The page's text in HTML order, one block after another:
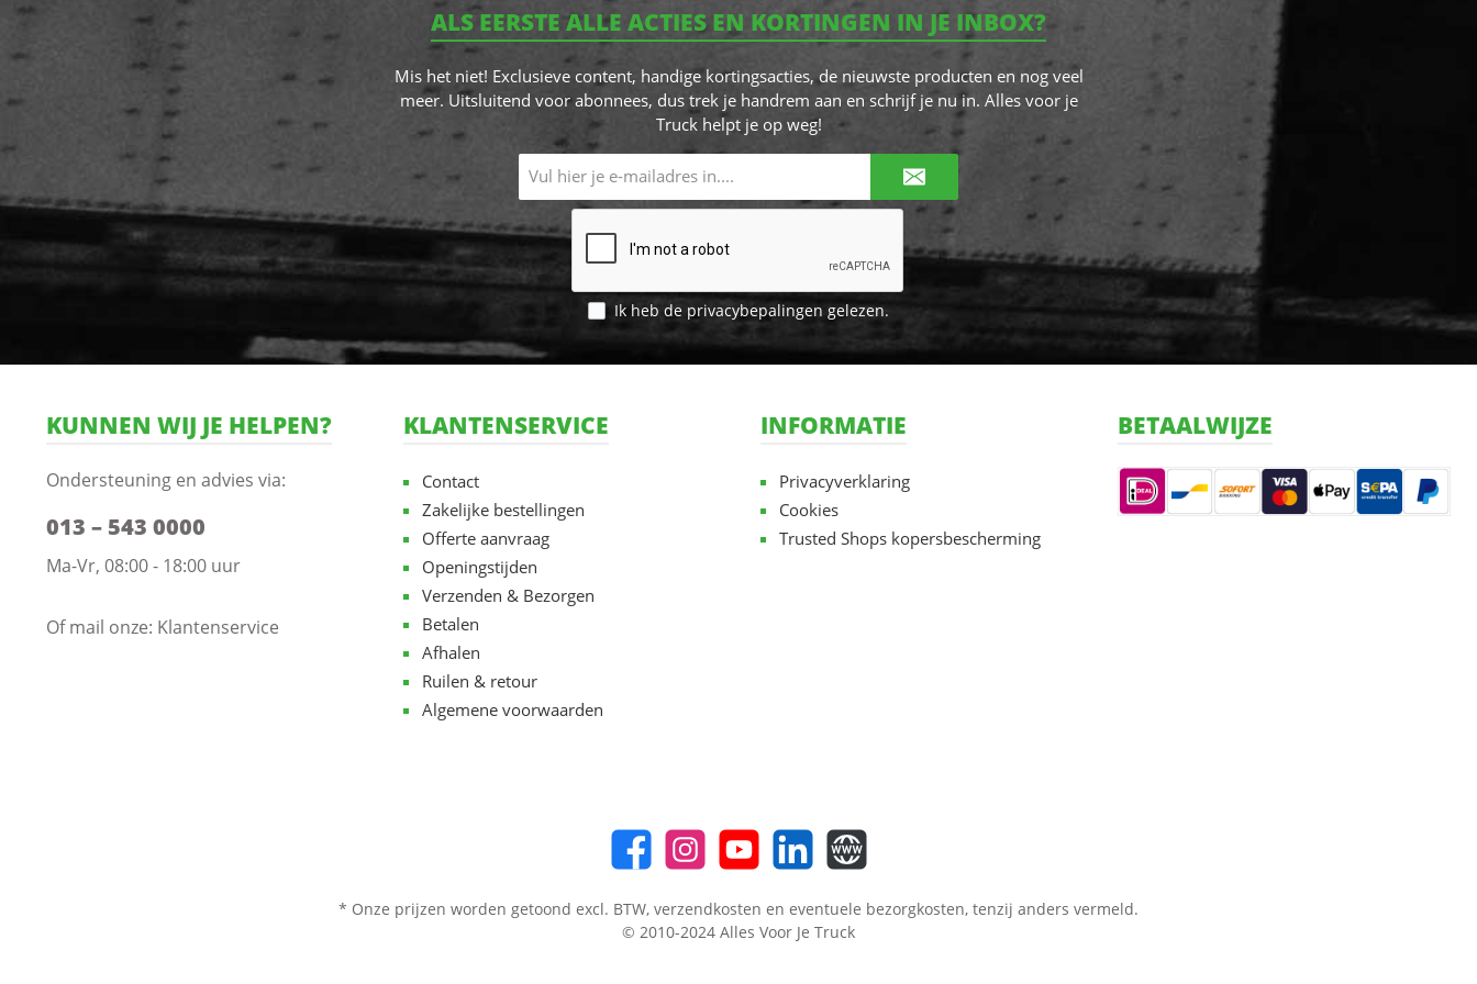
ALS EERSTE ALLE ACTIES EN KORTINGEN IN JE INBOX?
Mis het niet! Exclusieve content, handige kortingsacties, de nieuwste producten en nog veel
meer. Uitsluitend voor abonnees, dus trek je handrem aan en schrijf je nu in. Alles voor je
Truck helpt je op weg!
mailadres*
Ik heb de privacybepalingen gelezen.
KUNNEN WIJ JE HELPEN?
Ondersteuning en advies via:
013 – 543 0000
Ma-Vr, 08:00 - 18:00 uur
Of mail onze: Klantenservice
KLANTENSERVICE
Contact
Zakelijke bestellingen
Offerte aanvraag
Openingstijden
Verzenden & Bezorgen
Betalen
Afhalen
Ruilen & retour
Algemene voorwaarden
INFORMATIE
Privacyverklaring
Cookies
Trusted Shops kopersbescherming
BETAALWIJZE
* Onze prijzen worden getoond excl. BTW, verzendkosten en eventuele bezorgkosten, tenzij anders vermeld.
© 2010-2024 Alles Voor Je Truck